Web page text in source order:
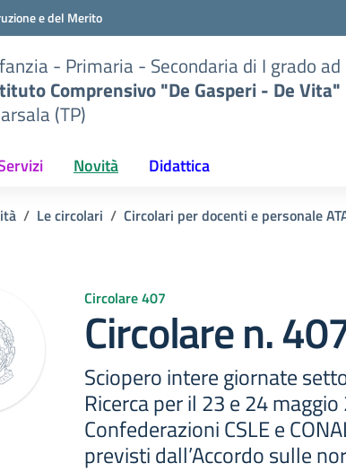
e del Merito
- Primaria - Secondaria di I grado
Comprensivo "De Gasperi - De Vita"
(TP)
Novità Didattica
Le circolari Circolari per docenti e personale
Circolare 407
Circolare n.
Sciopero intere giornate
Ricerca per il 23 e 24
Confederazioni CSLE e
previsti dall’Accordo sulle